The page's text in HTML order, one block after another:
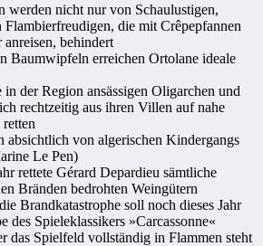
werden nicht nur von Schaulustigen,
Flambierfreudigen, die mit Crêpepfannen
behindert
Baumwipfeln erreichen Ortolane ideale
der Region ansässigen Oligarchen und
rechtzeitig aus ihren Villen auf nahe
retten
absichtlich von algerischen Kindergangs
Le Pen)
rettete Gérard Depardieu sämtliche
Bränden bedrohten Weingütern
Brandkatastrophe soll noch dieses Jahr
des Spieleklassikers »Carcassonne«
das Spielfeld vollständig in Flammen steht